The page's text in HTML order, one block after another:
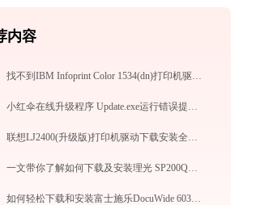
内容
找不到IBM Infoprint Color 1534(dn)打印机驱动？这篇全面下载安装指南帮到你
小红伞在线升级程序 Update.exe运行错误提示0xc000001d的解决办法
联想LJ2400(升级版)打印机驱动下载安装全程指导，轻松解决打印问题
一文带你了解如何下载及安装理光 SP200Q打印机驱动
如何轻松下载和安装富士施乐DocuWide 6035MF打印机驱动？跟着这篇指南走